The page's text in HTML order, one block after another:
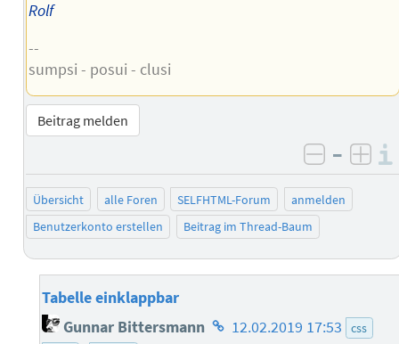
Rolf
--
sumpsi - posui - clusi
Beitrag melden
negativ
–
Übersicht alle Foren SELFHTML-Forum
anmelden
Benutzerkonto erstellen
Beitrag im Thread-Baum
Tabelle einklappbar
Gunnar Bittersmann Homepage
12.02.2019 17:53
css